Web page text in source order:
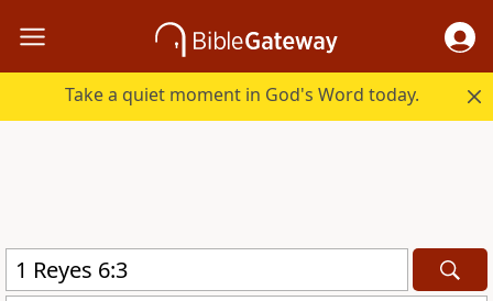
Take a quiet moment in God's Word today.